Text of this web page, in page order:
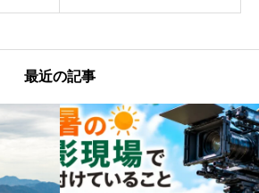
最近の記事